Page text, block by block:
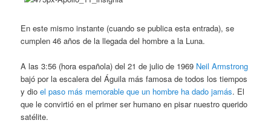
En este mismo instante (cuando se publica esta entrada), se
cumplen 46 años de la llegada del hombre a la Luna.
A las 3:56 (hora española) del 21 de julio de 1969 Neil Armstrong
bajó por la escalera del Águila más famosa de todos los tiempos
y dioel paso más memorable que un hombre ha dado jamás. El
que le convirtió en el primer ser humano en pisar nuestro querido
satélite.